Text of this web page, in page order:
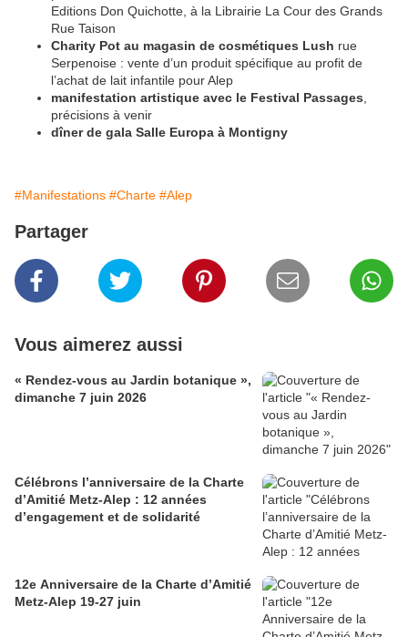
Editions Don Quichotte, à la Librairie La Cour des Grands
Rue Taison
Charity Pot au magasin de cosmétiques Lush rue
Serpenoise : vente d’un produit spécifique au profit de
l’achat de lait infantile pour Alep
manifestation artistique avec le Festival Passages
précisions à venir
dîner de gala Salle Europa à Montigny
#Manifestations #Charte #Alep
Partager
Vous aimerez aussi
« Rendez-vous au Jardin botanique »,
dimanche 7 juin 2026
Célébrons l’anniversaire de la Charte
d’Amitié Metz-Alep : 12 années
d’engagement et de solidarité
12e Anniversaire de la Charte d’Amitié
Metz-Alep 19-27 juin